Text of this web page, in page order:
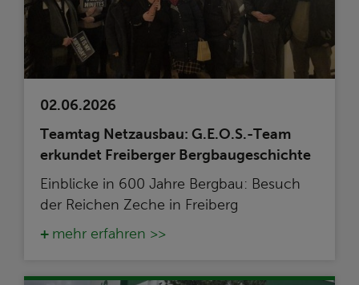
02.06.2026
Teamtag Netzausbau: G.E.O.S.-Team
erkundet Freiberger Bergbaugeschichte
Einblicke in 600 Jahre Bergbau: Besuch
der Reichen Zeche in Freiberg
mehr erfahren >>